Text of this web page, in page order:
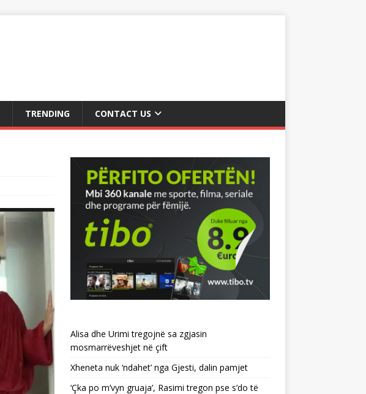
TRENDING CONTACT US
Alisa dhe Urimi tregojnë sa zgjasin
mosmarrëveshjet në çift
Xheneta nuk ‘ndahet’ nga Gjesti, dalin pamjet
‘Çka po m’vyn gruaja’, Rasimi tregon pse s’do të